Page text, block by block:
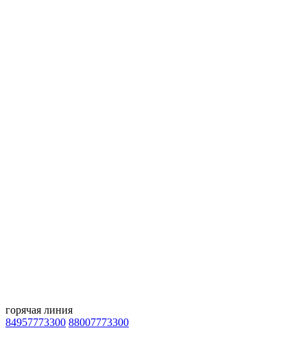
горячая линия
84957773300 88007773300